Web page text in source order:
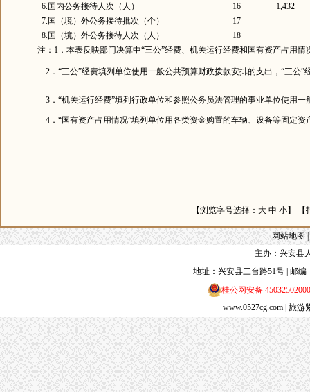
6.国内公务接待人次（人）
16
1,432
7.国（境）外公务接待批次（个）
17
8.国（境）外公务接待人次（人）
18
注：1．本表反映部门决算中“三公”经费、机关运行经费和国有资产占用情
2．“三公”经费填列单位使用一般公共预算财政拨款安排的支出，“三公
3．“机关运行经费”填列行政单位和参照公务员法管理的事业单位使用
4．“国有资产占用情况”填列单位用各类资金购置的车辆、设备等固定
【浏览字号选择： 大 中 小】 【
网站地图
主办：兴安县
地址：兴安县三台路51号 | 邮编
桂公网安备
www.0527cg.com| 旅游